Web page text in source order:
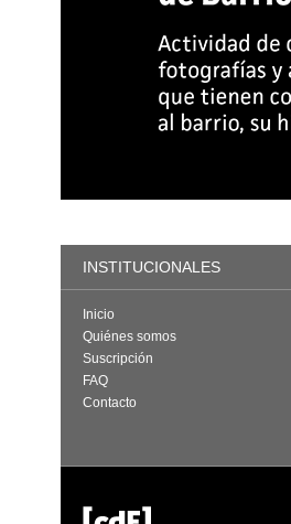
INSTITUCIONALES
Inicio
Quiénes somos
Suscripción
FAQ
Contacto